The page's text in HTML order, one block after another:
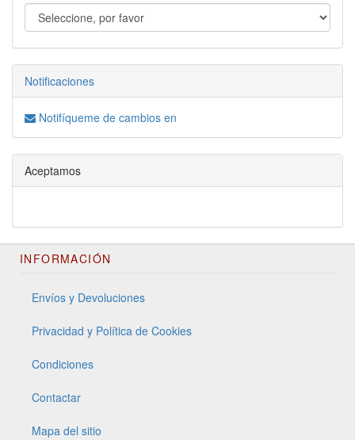
Notificaciones
Notifíqueme de cambios en
Aceptamos
INFORMACIÓN
Envíos y Devoluciones
Privacidad y Política de Cookies
Condiciones
Contactar
Mapa del sitio